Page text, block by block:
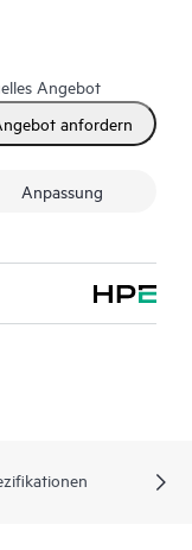
Angebot
anfordern
Anpassung